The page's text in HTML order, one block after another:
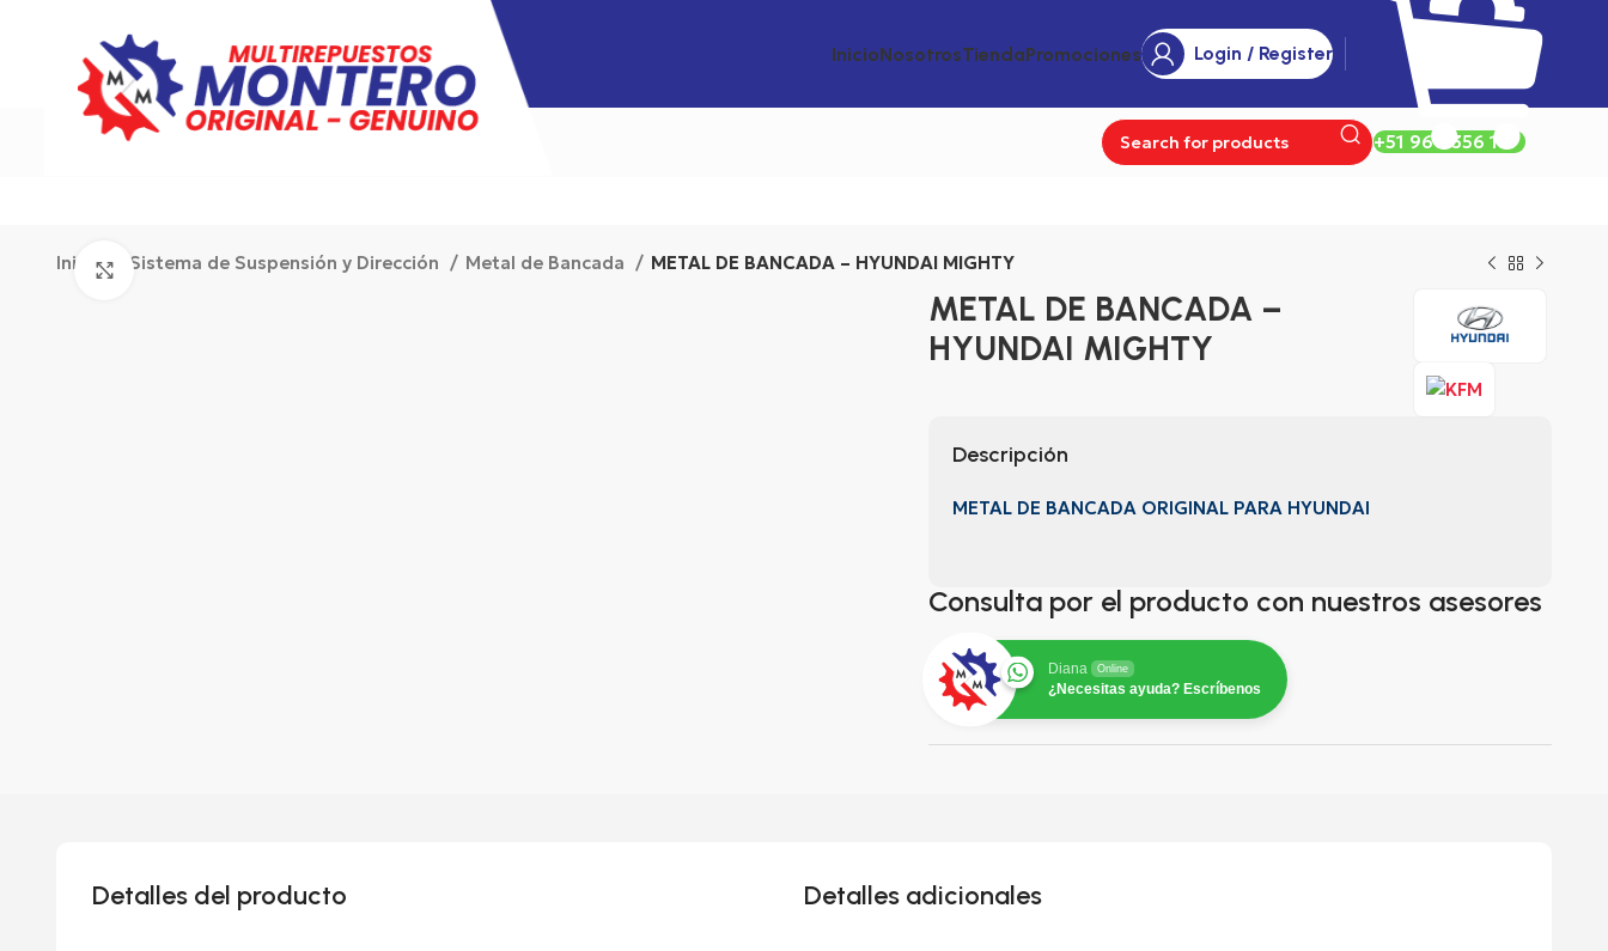
InicioNosotrosTiendaPromociones Login / Register
+51 960 356 177
Inicio Sistema de Suspensión y Dirección Metal de Bancada METAL DE BANCADA – HYUNDAI MIGHTY
Click to enlarge
METAL DE BANCADA –
HYUNDAI MIGHTY
Descripción
METAL DE BANCADA ORIGINAL PARA HYUNDAI
Consulta por el producto con nuestros asesores
Diana Online
¿Necesitas ayuda? Escríbenos
Detalles del producto Detalles adicionales